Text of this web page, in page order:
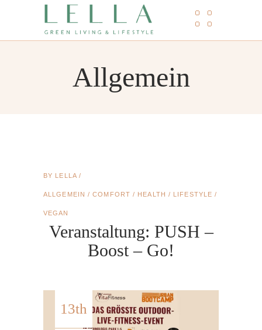
Allgemein
BY LELLA
ALLGEMEIN /COMFORT / HEALTH / LIFESTYLE /
VEGAN
Veranstaltung: PUSH –
Boost – Go!
13th